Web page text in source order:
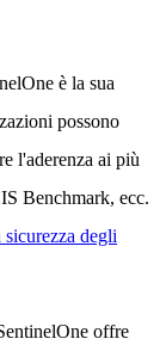
è la sua
possono
l'aderenza ai più
Benchmark, ecc.
sicurezza degli
offre